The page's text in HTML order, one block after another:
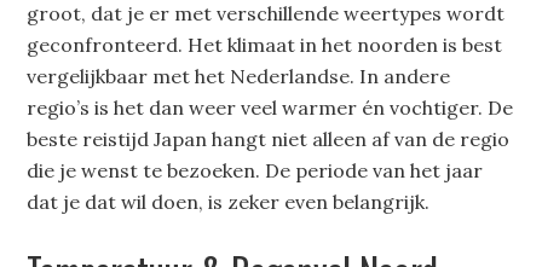
groot, dat je er met verschillende weertypes wordt
geconfronteerd. Het klimaat in het noorden is best
vergelijkbaar met het Nederlandse. In andere
regio’s is het dan weer veel warmer én vochtiger. De
beste reistijd Japan hangt niet alleen af van de regio
die je wenst te bezoeken. De periode van het jaar
dat je dat wil doen, is zeker even belangrijk.